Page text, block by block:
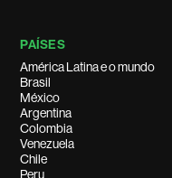
PAÍSES
América Latina e o mundo
Brasil
México
Argentina
Colombia
Venezuela
Chile
Peru